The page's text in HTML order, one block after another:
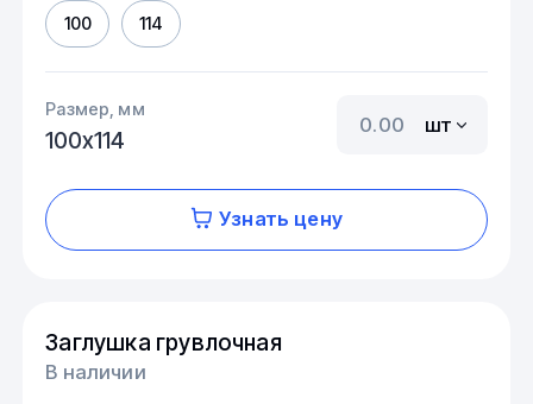
100 114
Размер, мм
100х114
шт
Узнать цену
Заглушка грувлочная
В наличии